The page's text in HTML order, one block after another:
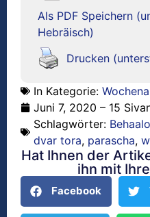
Als PDF Speichern
Hebräisch)
Drucken
In Kategorie:
Juni 7, 2020 – 15
Schlagwörter:
dvar tora, parascha,
Hat Ihnen der
ihn mit
Facebook